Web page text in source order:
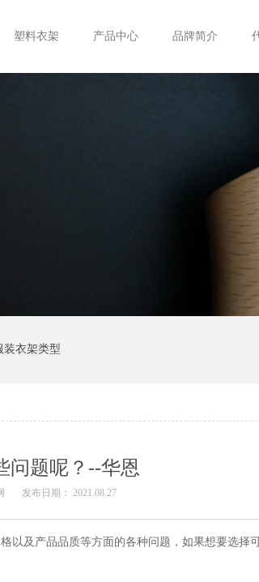
塑料衣架 产品中心 品牌简介
装衣架类型
问题呢？--华恩
发布日期： 2021.08.27
以及产品品质等方面的各种问题，如果想要选择